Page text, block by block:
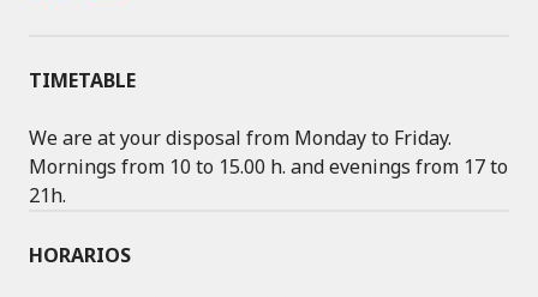
C
B
O
O
S
A
G
R
M
O
L
E
TIMETABLE
We are at your disposal from Monday to Friday.
Mornings from 10 to 15.00 h. and evenings from 17 to
21h.
HORARIOS